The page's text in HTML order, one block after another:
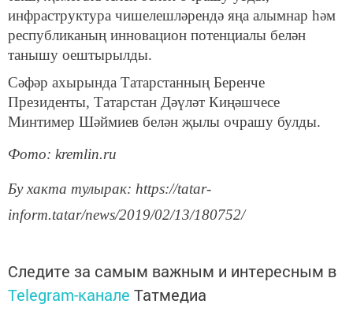
инфраструктура чишелешләрендә яңа алымнар һәм
республиканың инновацион потенциалы белән
танышу оештырылды.
Сәфәр ахырында Татарстанның Беренче
Президенты, Татарстан Дәүләт Киңәшчесе
Минтимер Шәймиев белән җылы очрашу булды.
Фото: kremlin.ru
Бу хакта тулырак: https://tatar-
inform.tatar/news/2019/02/13/180752/
Следите за самым важным и интересным в
Telegram-канале Татмедиа